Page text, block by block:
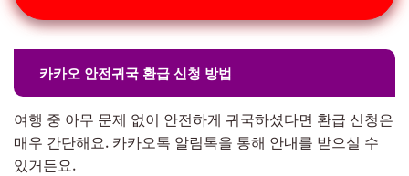
카카오 안전귀국 환급 신청 방법
여행 중 아무 문제 없이 안전하게 귀국하셨다면 환급 신청은
매우 간단해요. 카카오톡 알림톡을 통해 안내를 받으실 수
있거든요.